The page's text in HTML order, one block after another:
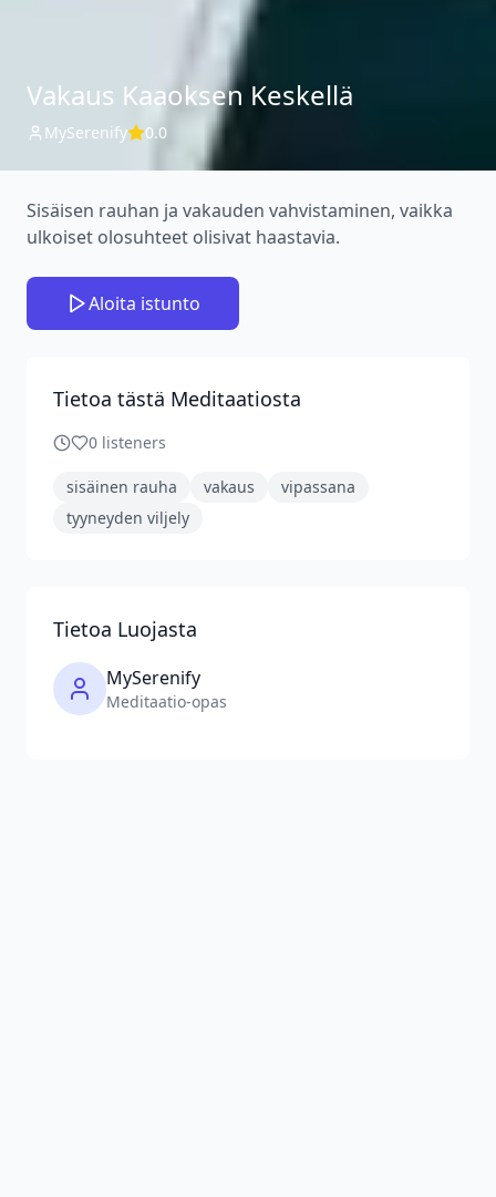
Vakaus Kaaoksen Keskellä
MySerenify 0.0
Sisäisen rauhan ja vakauden vahvistaminen, vaikka
ulkoiset olosuhteet olisivat haastavia.
Aloita istunto
Tietoa tästä Meditaatiosta
0 listeners
sisäinen rauha vakaus
vipassana
tyyneyden viljely
Tietoa Luojasta
MySerenify
Meditaatio-opas